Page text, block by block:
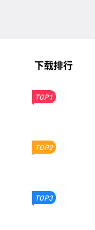
下载排行
TOP1
TOP2
TOP3